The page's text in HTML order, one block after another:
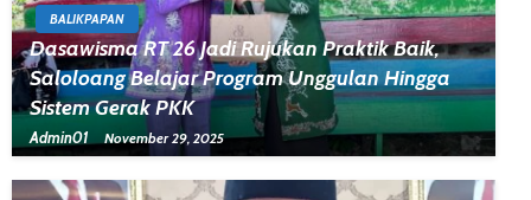
BALIKPAPAN
Dasawisma RT 26 Jadi Rujukan Praktik Baik,
Saloloang Belajar Program Unggulan Hingga
Sistem Gerak PKK
Admin01 November 29, 2025